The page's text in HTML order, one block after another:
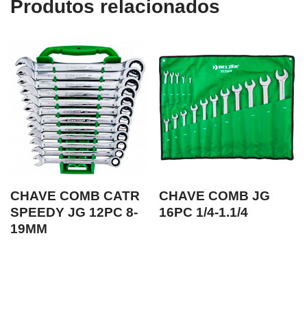
Produtos relacionados
CHAVE COMB CATR
SPEEDY JG 12PC 8-
19MM
CHAVE COMB JG
16PC 1/4-1.1/4